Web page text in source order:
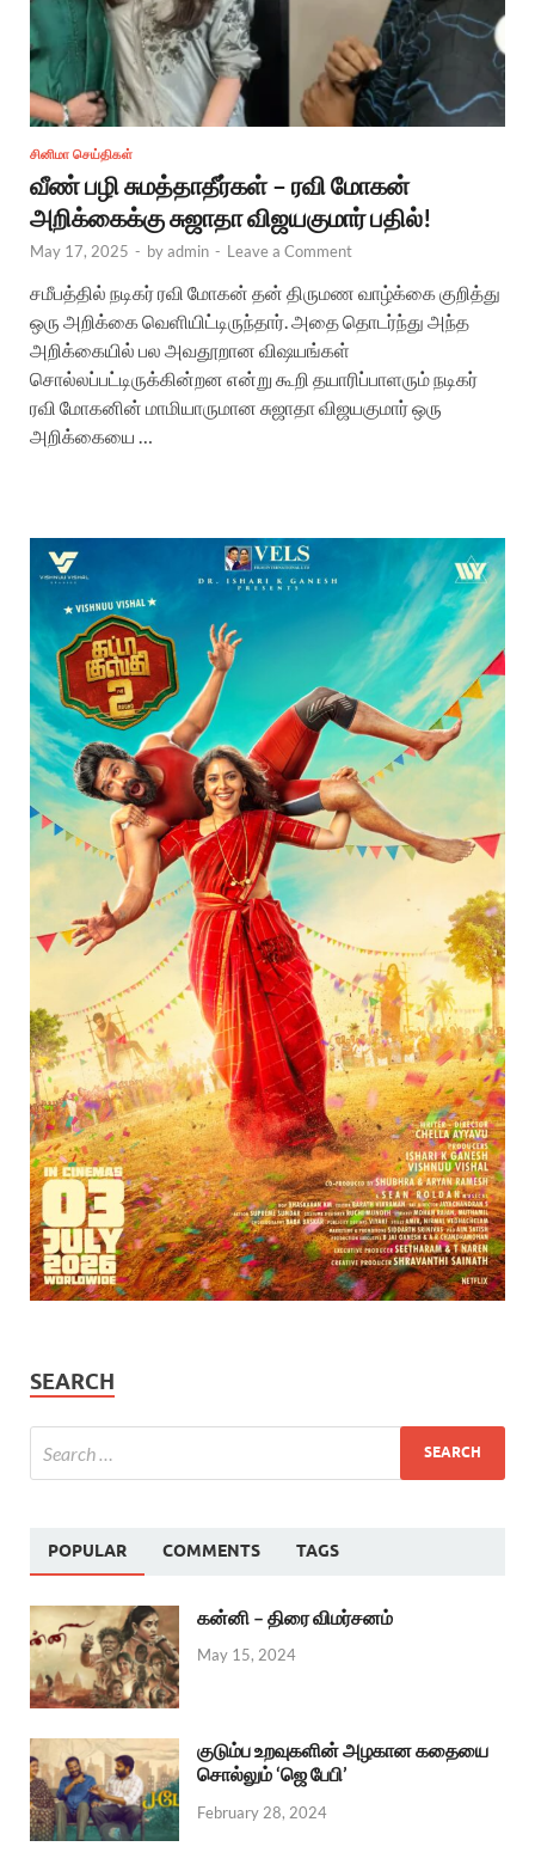
சினிமா செய்திகள்
வீண் பழி சுமத்தாதீர்கள் – ரவி மோகன்
அறிக்கைக்கு சுஜாதா விஜயகுமார் பதில்!
May 17, 2025 - byadmin - Leave a Comment
சமீபத்தில் நடிகர் ரவி மோகன் தன் திருமண வாழ்க்கை குறித்து
ஒரு அறிக்கை வெளியிட்டிருந்தார். அதை தொடர்ந்து அந்த
அறிக்கையில் பல அவதூறான விஷயங்கள்
சொல்லப்பட்டிருக்கின்றன என்று கூறி தயாரிப்பாளரும் நடிகர்
ரவி மோகனின் மாமியாருமான சுஜாதா விஜயகுமார் ஒரு
அறிக்கையை …
SEARCH
POPULAR COMMENTS TAGS
கன்னி – திரை விமர்சனம்
May 15, 2024
குடும்ப உறவுகளின் அழகான கதையை
சொல்லும் ‘ஜெ பேபி’
February 28, 2024